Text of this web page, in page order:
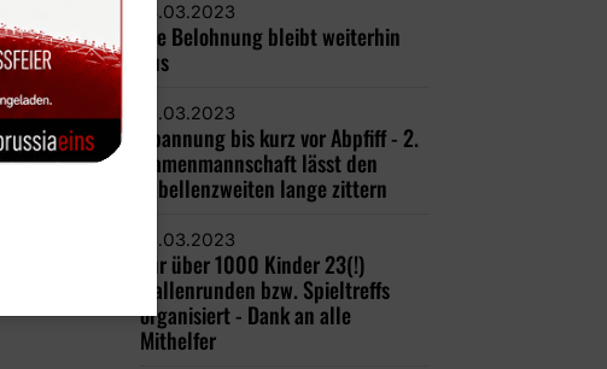
14.03.2023
Die Belohnung bleibt weiterhin
aus
13.03.2023
Spannung bis kurz vor Abpfiff - 2.
Damenmannschaft lässt den
Tabellenzweiten lange zittern
13.03.2023
Für über 1000 Kinder 23(!)
Hallenrunden bzw. Spieltreffs
organisiert - Dank an alle
Mithelfer